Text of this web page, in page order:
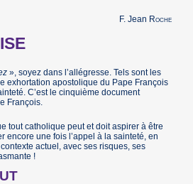
F. Jean Roche
», soyez dans l’allégresse. Tels sont les
exhortation apostolique du Pape François
C’est le cinquième document
François.
tout catholique peut et doit aspirer à être
encore une fois l’appel à la sainteté, en
actuel, avec ses risques, ses
!